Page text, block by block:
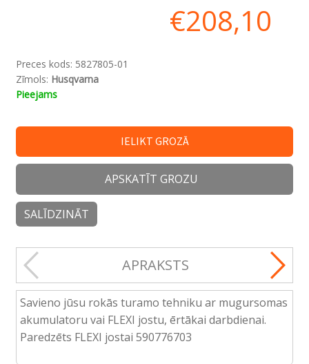
€208,10
Preces kods: 5827805-01
Zīmols: Husqvarna
Pieejams
IELIKT GROZĀ
APSKATĪT GROZU
SALĪDZINĀT
APRAKSTS
Savieno jūsu rokās turamo tehniku ar mugursomas
akumulatoru vai FLEXI jostu, ērtākai darbdienai.
Paredzēts FLEXI jostai 590776703